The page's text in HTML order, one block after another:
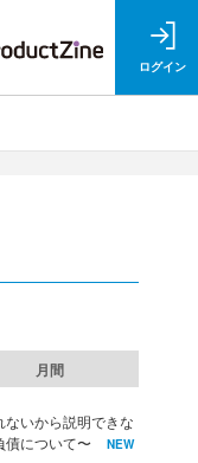
ログイン
月間
いから説明できな
債について〜
NEW